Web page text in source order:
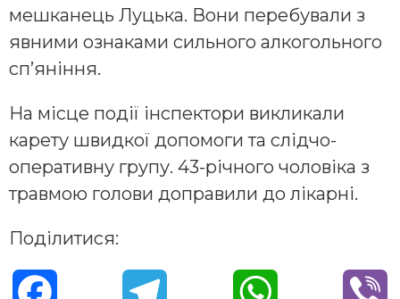
мешканець Луцька. Вони перебували з
явними ознаками сильного алкогольного
сп’яніння.
На місце події інспектори викликали
карету швидкої допомоги та слідчо-
оперативну групу. 43-річного чоловіка з
травмою голови доправили до лікарні.
Поділитися: